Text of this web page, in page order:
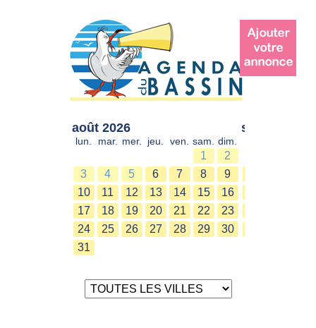
août 2026
lun. mar. mer. jeu. ven. sam. dim.
1
2
3
4 5 6 7 8
9
10
11 12 13 14 15
16
17
18 19 20 21 22
23
24
25 26 27 28 29
30
31
sept. 2026